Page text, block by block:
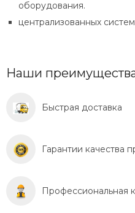
оборудования.
централизованных
Наши
Быстрая доставка
Гарантии качества
Профессиональная